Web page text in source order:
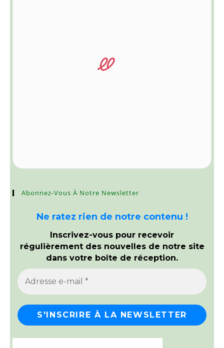
Abonnez-Vous À Notre Newsletter
Ne ratez rien de notre contenu !
Inscrivez-vous pour recevoir
régulièrement des nouvelles de notre site
dans votre boîte de réception.